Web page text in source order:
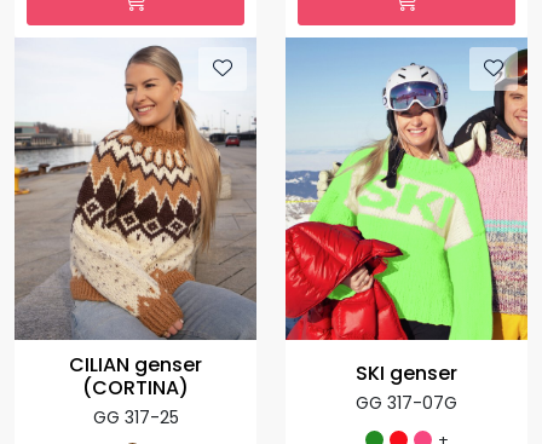
CILIAN genser
(CORTINA)
GG 317-25
SKI genser
GG 317-07G